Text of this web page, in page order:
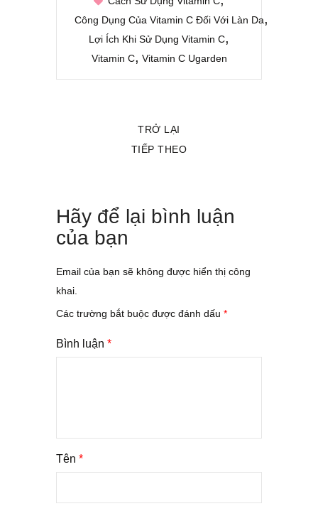
Công Dụng Của Vitamin C Đối Với Làn Da
Lợi Ích Khi Sử Dụng Vitamin C
Vitamin C
Vitamin C Ugarden
TRỞ LẠI
TIẾP THEO
Hãy để lại bình luận
của bạn
Email của bạn sẽ không được hiển thị công
khai.
Các trường bắt buộc được đánh dấu *
Bình luận *
Tên *